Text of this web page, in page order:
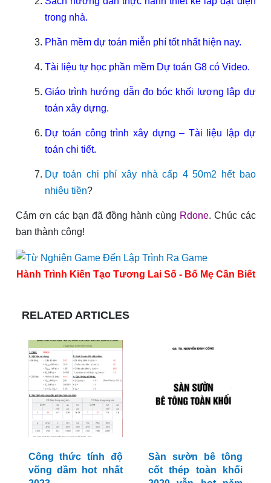
trong nhà.
Phần mềm dự toán miễn phí tốt nhất hiện nay.
Tài liệu tự học phần mềm Dự toán G8 có Video.
Giáo trình hướng dẫn đo bóc khối lượng lập dự
toán xây dựng.
Dự toán công trình xây dựng – Tài liệu lập dự
toán chi tiết.
Dự toán chi phí xây nhà cấp 4 50m2 hết bao
nhiêu tiền?
Cảm ơn các bạn đã đồng hành cùng Rdone. Chúc các
bạn thành công!
Hành Trình Kiến Tạo Tương Lai Số - Bố Mẹ Cần Biết
RELATED ARTICLES
Công thức tính độ
võng dầm hot nhất
Sàn sườn bê tông
cốt thép toàn khối